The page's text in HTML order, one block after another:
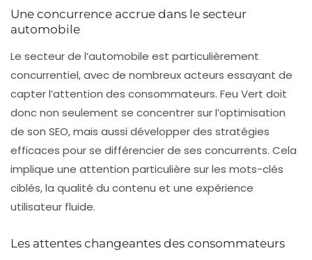
Une concurrence accrue dans le secteur
automobile
Le secteur de l’automobile est particulièrement
concurrentiel, avec de nombreux acteurs essayant de
capter l’attention des consommateurs. Feu Vert doit
donc non seulement se concentrer sur l’optimisation
de son SEO, mais aussi développer des stratégies
efficaces pour se différencier de ses concurrents. Cela
implique une attention particulière sur les mots-clés
ciblés, la qualité du contenu et une expérience
utilisateur fluide.
Les attentes changeantes des consommateurs